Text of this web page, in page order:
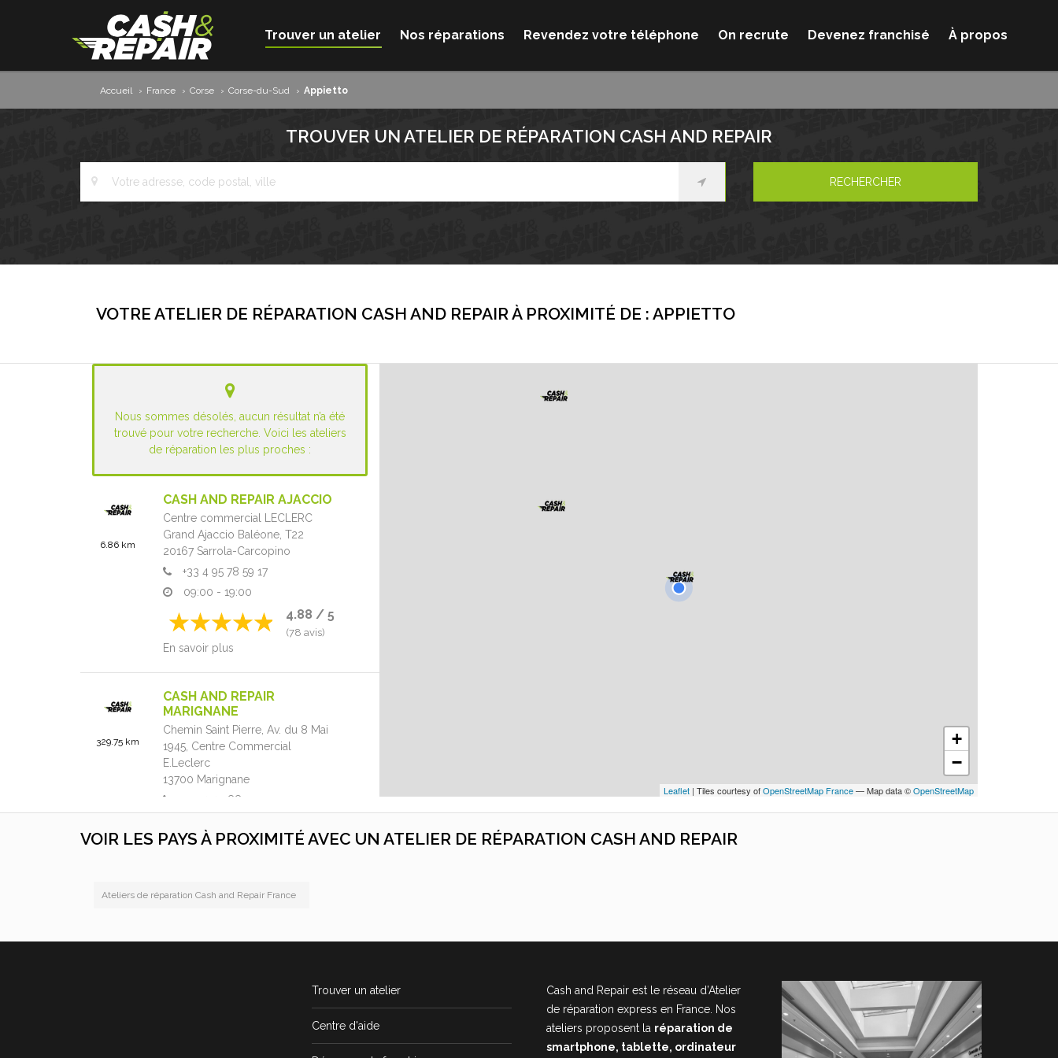
Trouver un atelier Nos réparations Revendez votre téléphone On recrute Devenez franchisé À propos
Accueil › France › Corse › Corse-du-Sud › Appietto
TROUVER UN ATELIER DE RÉPARATION CASH AND REPAIR
RECHERCHER
VOTRE ATELIER DE RÉPARATION CASH AND REPAIR À PROXIMITÉ DE : APPIETTO
Nous sommes désolés, aucun résultat n’a été
trouvé pour votre recherche. Voici les ateliers
de réparation les plus proches :
6.86 km
CASH AND REPAIR AJACCIO
Centre commercial LECLERC
Grand Ajaccio Baléone, T22
20167 Sarrola-Carcopino
+33 4 95 78 59 17
09:00 - 19:00
4.88 / 5
(78 avis)
En savoir plus
329.75 km
CASH AND REPAIR
MARIGNANE
Chemin Saint Pierre, Av. du 8 Mai
1945, Centre Commercial
E.Leclerc
13700 Marignane
+33 4 42 88 11 20
4.81 / 5
BOURGOIN-JALLIEU
+
−
Leaflet | Tiles courtesy ofOpenStreetMap France— Map data ©OpenStreetMap
VOIR LES PAYS À PROXIMITÉ AVEC UN ATELIER DE RÉPARATION CASH AND REPAIR
Ateliers de réparation Cash and Repair France
Trouver un atelier
Centre d'aide
Cash and Repair est le réseau d’Atelier
de réparation express en France. Nos
ateliers proposent la réparation de
smartphone, tablette, ordinateur